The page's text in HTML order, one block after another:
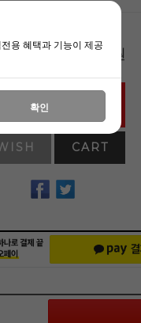
총 상품 금액 0 원
BUY NOW
CART
용 혜택과 기능이 제공
확인